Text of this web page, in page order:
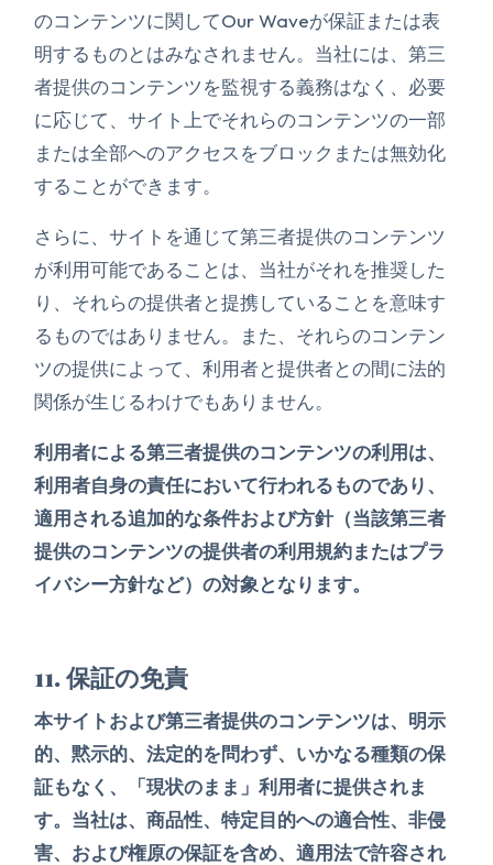
のコンテンツに関してOur Waveが保証または表
明するものとはみなされません。当社には、第三
者提供のコンテンツを監視する義務はなく、必要
に応じて、サイト上でそれらのコンテンツの一部
または全部へのアクセスをブロックまたは無効化
することができます。
さらに、サイトを通じて第三者提供のコンテンツ
が利用可能であることは、当社がそれを推奨した
り、それらの提供者と提携していることを意味す
るものではありません。また、それらのコンテン
ツの提供によって、利用者と提供者との間に法的
関係が生じるわけでもありません。
利用者による第三者提供のコンテンツの利用は、
利用者自身の責任において行われるものであり、
適用される追加的な条件および方針（当該第三者
提供のコンテンツの提供者の利用規約またはプラ
イバシー方針など）の対象となります。
11. 保証の免責
本サイトおよび第三者提供のコンテンツは、明示
的、黙示的、法定的を問わず、いかなる種類の保
証もなく、「現状のまま」利用者に提供されま
す。当社は、商品性、特定目的への適合性、非侵
害、および権原の保証を含め、適用法で許容され